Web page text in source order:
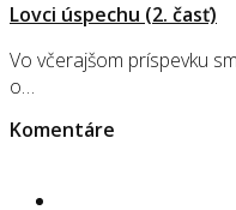
Lovci úspechu (2. časť)
Vo včerajšom príspevku
o…
Komentáre